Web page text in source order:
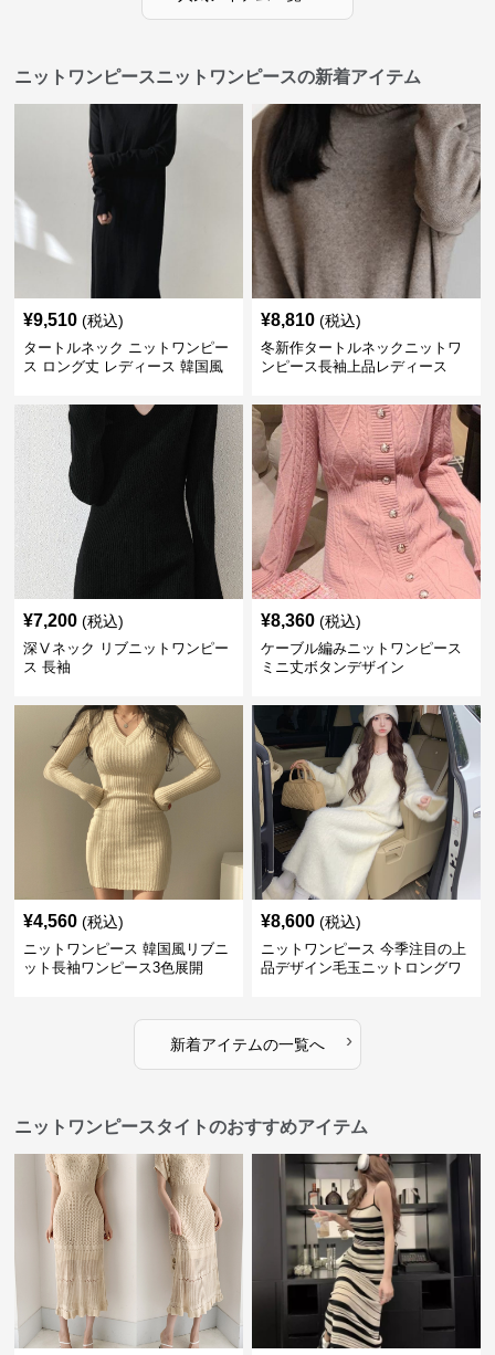
ニットワンピースニットワンピースの新着アイテム
¥9,510 (税込)
タートルネック ニットワンピー
ス ロング丈 レディース 韓国風
¥8,810 (税込)
冬新作タートルネックニットワ
ンピース長袖上品レディース
¥7,200 (税込)
深Ⅴネック リブニットワンピー
ス 長袖
¥8,360 (税込)
ケーブル編みニットワンピース
ミニ丈ボタンデザイン
¥4,560 (税込)
ニットワンピース 韓国風リブニ
ット長袖ワンピース3色展開
¥8,600 (税込)
ニットワンピース 今季注目の上
品デザイン毛玉ニットロングワ
新着アイテムの一覧へ ›
ニットワンピースタイトのおすすめアイテム